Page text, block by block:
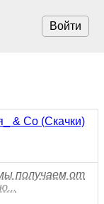
Войти
& Co (Скачки)
получаем от